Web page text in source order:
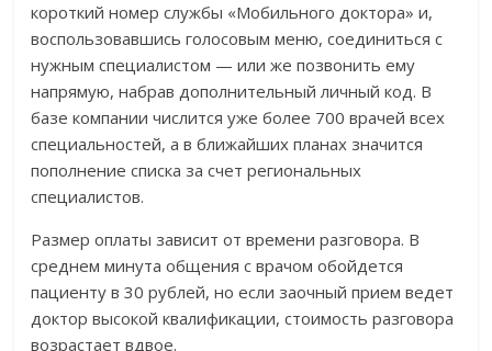
короткий номер службы «Мобильного доктора» и,
воспользовавшись голосовым меню, соединиться с
нужным специалистом — или же позвонить ему
напрямую, набрав дополнительный личный код. В
базе компании числится уже более 700 врачей всех
специальностей, а в ближайших планах значится
пополнение списка за счет региональных
специалистов.
Размер оплаты зависит от времени разговора. В
среднем минута общения с врачом обойдется
пациенту в 30 рублей, но если заочный прием ведет
доктор высокой квалификации, стоимость разговора
возрастает вдвое.